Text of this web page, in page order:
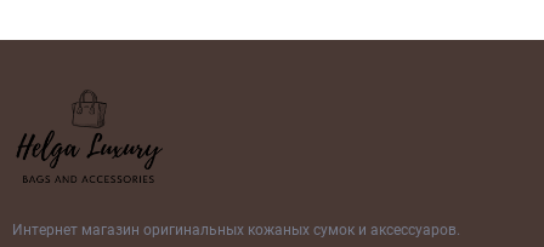
Интернет магазин оригинальных кожаных сумок и аксессуаров.